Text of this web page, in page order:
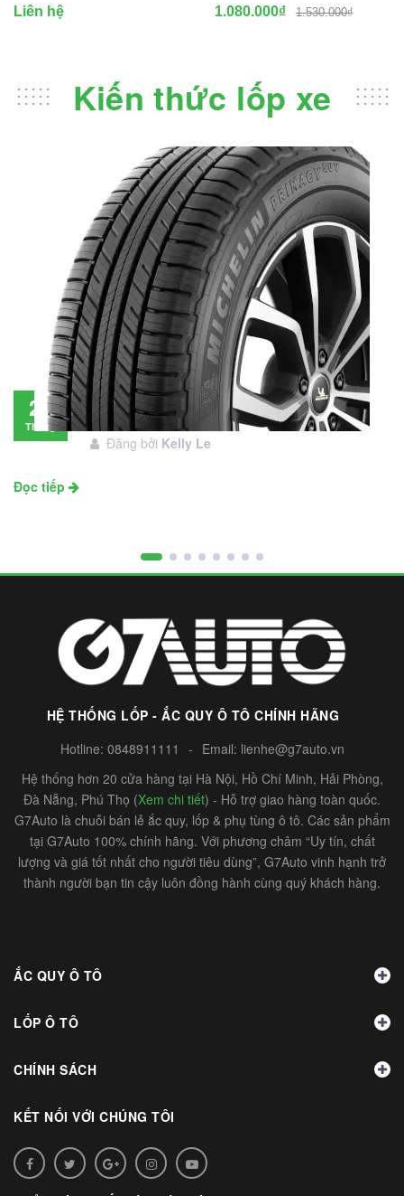
Liên hệ 1.080.000₫ 1.530.000₫
Kiến thức lốp xe
28
Tháng
Đánh giá lốp Michelin Primacy SUV: Đáng
đầu tư không?
Đăng bởi Kelly Le
Đọc tiếp
HỆ THỐNG LỐP - ẮC QUY Ô TÔ CHÍNH HÃNG
Hotline: 0848911111 - Email: lienhe@g7auto.vn
Hệ thống hơn 20 cửa hàng tại Hà Nội, Hồ Chí Minh, Hải Phòng,
Đà Nẵng, Phú Thọ (Xem chi tiết) - Hỗ trợ giao hàng toàn quốc.
G7Auto là chuỗi bán lẻ ắc quy, lốp & phụ tùng ô tô. Các sản phẩm
tại G7Auto 100% chính hãng. Với phương châm “Uy tín, chất
lượng và giá tốt nhất cho người tiêu dùng”, G7Auto vinh hạnh trở
thành người bạn tin cậy luôn đồng hành cùng quý khách hàng.
ẮC QUY Ô TÔ
LỐP Ô TÔ
CHÍNH SÁCH
KẾT NỐI VỚI CHÚNG TÔI